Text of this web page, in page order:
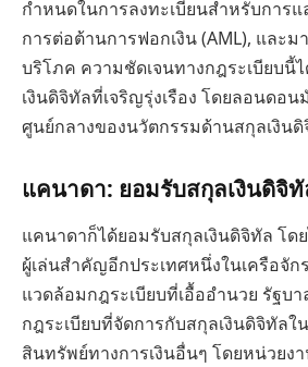
กำหนดในการลงทะเบียนสำหรับการ
การต่อต้านการฟอกเงิน (AML), และ
บริโภค ความชัดเจนทางกฎระเบียบนี้
เงินดิจิทัลที่เจริญรุ่งเรือง โดยลอนดอ
ศูนย์กลางของนวัตกรรมด้านสกุลเงิน
แคนาดา: ยอมรับสกุลเงินดิจิ
แคนาดาก็ได้ยอมรับสกุลเงินดิจิทัล โดย
ผู้เล่นสำคัญอีกประเทศหนึ่งในเครือจั
แวดล้อมกฎระเบียบที่เอื้ออำนวย รัฐบ
กฎระเบียบที่จัดการกับสกุลเงินดิจิทัล
สินทรัพย์ทางการเงินอื่นๆ โดยหน่วยง